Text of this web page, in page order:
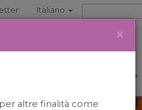
Italiano
BOOKSHOP
×
altre finalità come